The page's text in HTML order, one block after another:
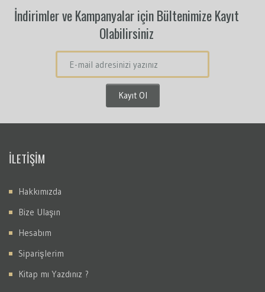
İndirimler ve Kampanyalar için Bültenimize Kayıt
Olabilirsiniz
İLETİŞİM
Hakkımızda
Bize Ulaşın
Hesabım
Siparişlerim
Kitap mı Yazdınız ?